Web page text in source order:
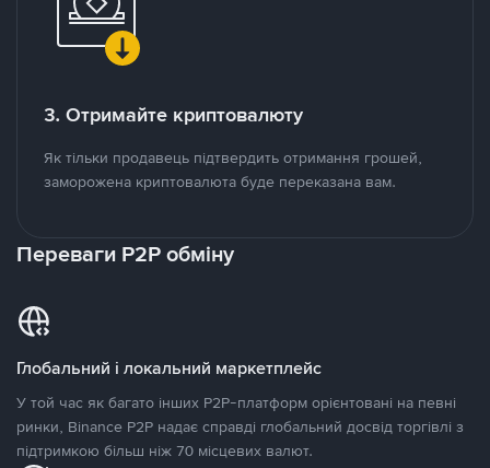
3. Отримайте криптовалюту
Як тільки продавець підтвердить отримання грошей,
заморожена криптовалюта буде переказана вам.
Переваги P2P обміну
Глобальний і локальний маркетплейс
У той час як багато інших P2P-платформ орієнтовані на певні
ринки, Binance P2P надає справді глобальний досвід торгівлі з
підтримкою більш ніж 70 місцевих валют.